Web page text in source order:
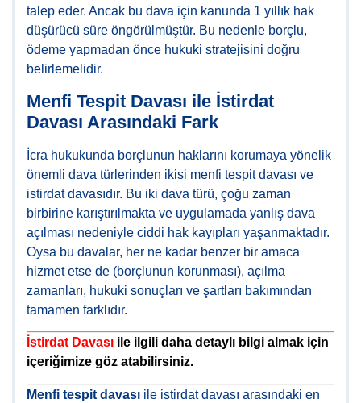
talep eder. Ancak bu dava için kanunda 1 yıllık hak
düşürücü süre öngörülmüştür. Bu nedenle borçlu,
ödeme yapmadan önce hukuki stratejisini doğru
belirlemelidir.
Menfi Tespit Davası ile İstirdat
Davası Arasındaki Fark
İcra hukukunda borçlunun haklarını korumaya yönelik
önemli dava türlerinden ikisi menfi tespit davası ve
istirdat davasıdır. Bu iki dava türü, çoğu zaman
birbirine karıştırılmakta ve uygulamada yanlış dava
açılması nedeniyle ciddi hak kayıpları yaşanmaktadır.
Oysa bu davalar, her ne kadar benzer bir amaca
hizmet etse de (borçlunun korunması), açılma
zamanları, hukuki sonuçları ve şartları bakımından
tamamen farklıdır.
İstirdat Davası ile ilgili daha detaylı bilgi almak için
içeriğimize göz atabilirsiniz.
Menfi tespit davası ile istirdat davası arasındaki en